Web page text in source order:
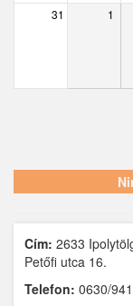
Hernád
Iklad
Ipolydamásd
31 1
Cím: 2633
Petőfi utca 16.
Telefon: 0630/